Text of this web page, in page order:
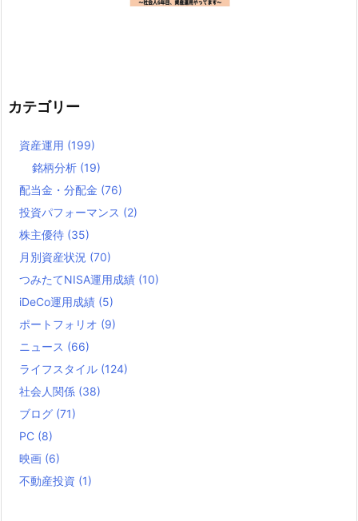
カテゴリー
資産運用 (199)
銘柄分析 (19)
配当金・分配金 (76)
投資パフォーマンス (2)
株主優待 (35)
月別資産状況 (70)
つみたてNISA運用成績 (10)
iDeCo運用成績 (5)
ポートフォリオ (9)
ニュース (66)
ライフスタイル (124)
社会人関係 (38)
ブログ (71)
PC (8)
映画 (6)
不動産投資 (1)